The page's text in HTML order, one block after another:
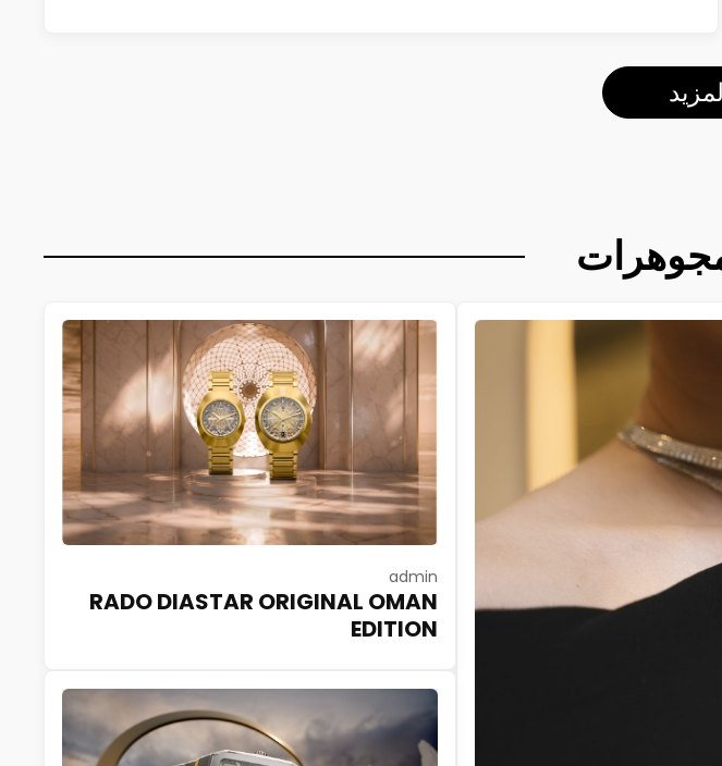
admin
RADO DIASTAR ORIGINAL OMAN
EDITION